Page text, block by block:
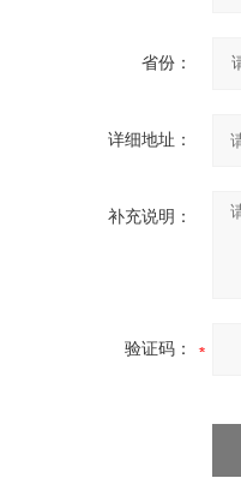
省份：
详细地址：
补充说明：
验证码：